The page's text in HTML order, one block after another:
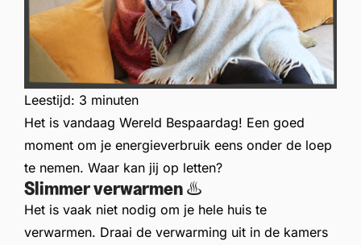
Leestijd: 3 minuten
Het is vandaag Wereld Bespaardag! Een goed
moment om je energieverbruik eens onder de loep
te nemen. Waar kan jij op letten?
Slimmer verwarmen ♨️
Het is vaak niet nodig om je hele huis te
verwarmen. Draai de verwarming uit in de kamers